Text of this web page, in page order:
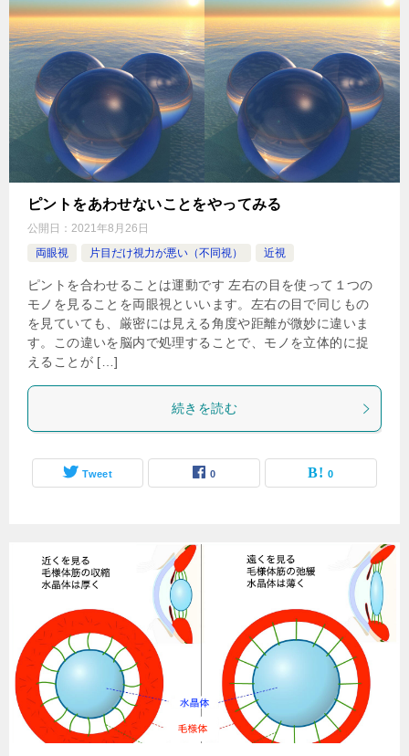
ピントをあわせないことをやってみる
公開日： 2021年8月26日
両眼視
片目だけ視力が悪い（不同視） 近視
ピントを合わせることは運動です 左右の目を使って１つの
モノを見ることを両眼視といいます。左右の目で同じもの
を見ていても、厳密には見える角度や距離が微妙に違いま
す。この違いを脳内で処理することで、モノを立体的に捉
えることが […]
続きを読む
Tweet 0 0